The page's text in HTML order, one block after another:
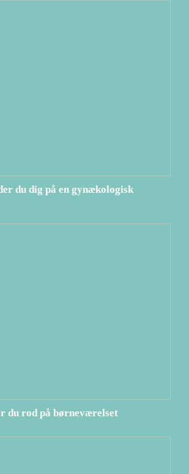
du dig på en gynækologisk
du rod på børneværelset